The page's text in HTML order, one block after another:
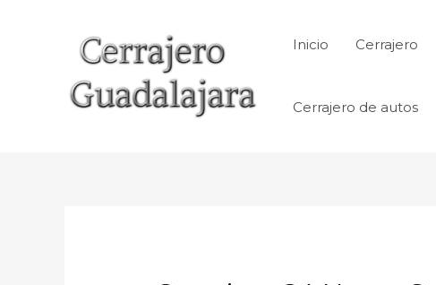
Inicio Cerrajero
Cerrajero de autos